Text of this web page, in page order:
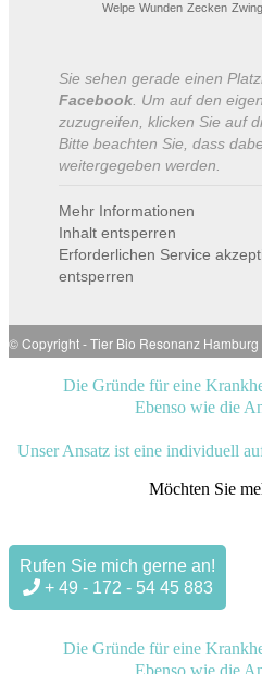
Welpe Wunden Zecken
Sie sehen gerade einen
Facebook. Um auf den
zuzugreifen, klicken Sie auf
Bitte beachten Sie, dass
weitergegeben werden.
Mehr Informationen
Inhalt entsperren
Erforderlichen Service
entsperren
© Copyright -Tier Bio Resonanz Hamburg
Die Gründe für eine
Ebenso wie die
Unser Ansatz ist eine individuell
Möchten Sie
Rufen Sie mich gerne an!
+ 49 - 172 - 54 45 883
Die Gründe für eine
Ebenso wie die